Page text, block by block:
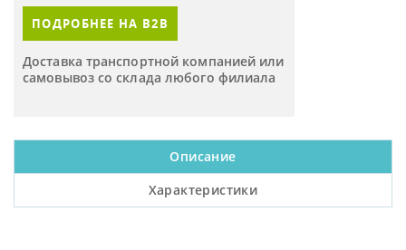
ПОДРОБНЕЕ НА B2B
Доставка транспортной компанией или
самовывоз со склада любого филиала
Описание
Характеристики